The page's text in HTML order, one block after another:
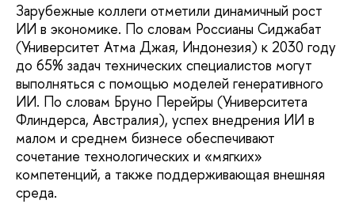
Зарубежные коллеги отметили динамичный рост
ИИ в экономике. По словам Россианы Сиджабат
(Университет Атма Джая, Индонезия) к 2030 году
до 65% задач технических специалистов могут
выполняться с помощью моделей генеративного
ИИ. По словам Бруно Перейры (Университета
Флиндерса, Австралия), успех внедрения ИИ в
малом и среднем бизнесе обеспечивают
сочетание технологических и «мягких»
компетенций, а также поддерживающая внешняя
среда.